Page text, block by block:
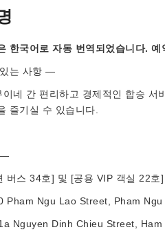
한국어로 자동 번역되었습니다.
는 사항 —
이네 간 편리하고 경제적인 합승
즐기실 수 있습니다.
—
버스 34호] 및 [공용 VIP 객실 22호]
Pham Ngu Lao Street, Pham
Nguyen Dinh Chieu Street,